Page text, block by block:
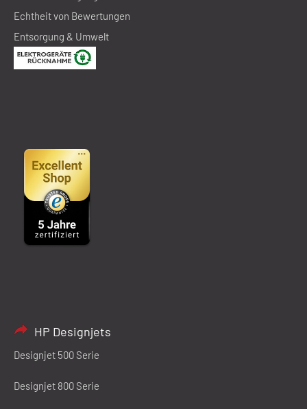
Echtheit von Bewertungen
Entsorgung & Umwelt
HP Designjets
Designjet 500 Serie
Designjet 800 Serie